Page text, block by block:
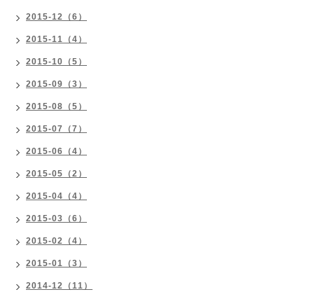
2015-12（6）
2015-11（4）
2015-10（5）
2015-09（3）
2015-08（5）
2015-07（7）
2015-06（4）
2015-05（2）
2015-04（4）
2015-03（6）
2015-02（4）
2015-01（3）
2014-12（11）